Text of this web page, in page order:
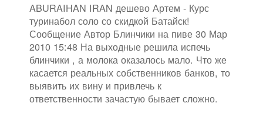
ABURAIHAN IRAN дешево Артем - Курс
туринабол соло со скидкой Батайск!
Сообщение Автор Блинчики на пиве 30 Мар
2010 15:48 На выходные решила испечь
блинчики , а молока оказалось мало. Что же
касается реальных собственников банков, то
выявить их вину и привлечь к
ответственности зачастую бывает сложно.